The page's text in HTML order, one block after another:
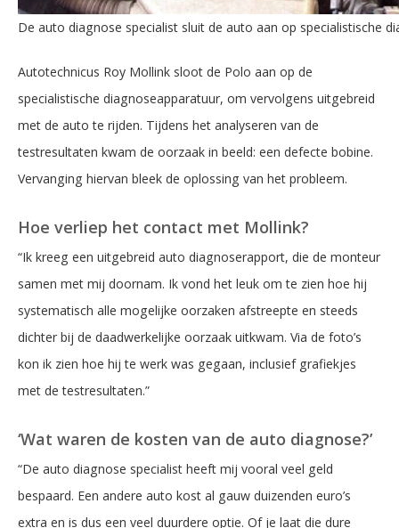
De auto diagnose specialist sluit de auto aan op specialistische
Autotechnicus Roy Mollink sloot de Polo aan op de
specialistische diagnoseapparatuur, om vervolgens uitgebreid
met de auto te rijden. Tijdens het analyseren van de
testresultaten kwam de oorzaak in beeld: een defecte bobine.
Vervanging hiervan bleek de oplossing van het probleem.
Hoe verliep het contact met Mollink?
“Ik kreeg een uitgebreid auto diagnoserapport, die de monteur
samen met mij doornam. Ik vond het leuk om te zien hoe hij
systematisch alle mogelijke oorzaken afstreepte en steeds
dichter bij de daadwerkelijke oorzaak uitkwam. Via de foto’s
kon ik zien hoe hij te werk was gegaan, inclusief grafiekjes
met de testresultaten.”
‘Wat waren de kosten van de auto diagnose?’
“De auto diagnose specialist heeft mij vooral veel geld
bespaard. Een andere auto kost al gauw duizenden euro’s
extra en is dus een veel duurdere optie. Of je laat die dure